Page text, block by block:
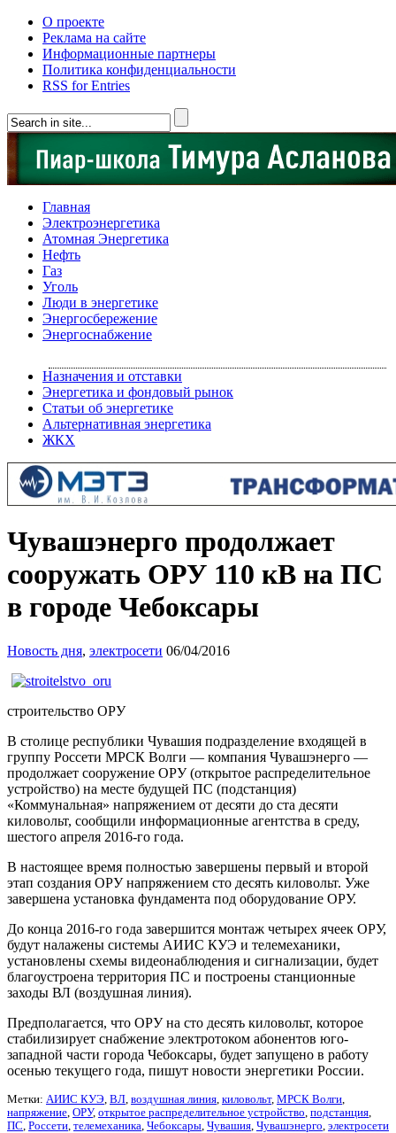
О проекте
Реклама на сайте
Информационные партнеры
Политика конфиденциальности
RSS for Entries
Главная
Электроэнергетика
Атомная Энергетика
Нефть
Газ
Уголь
Люди в энергетике
Энергосбережение
Энергоснабжение
Назначения и отставки
Энергетика и фондовый рынок
Статьи об энергетике
Альтернативная энергетика
ЖКХ
Чувашэнерго продолжает
сооружать ОРУ 110 кВ на ПС
в городе Чебоксары
Новость дня, электросети 06/04/2016
строительство ОРУ
В столице республики Чувашия подразделение входящей в
группу Россети МРСК Волги — компания Чувашэнерго —
продолжает сооружение ОРУ (открытое распределительное
устройство) на месте будущей ПС (подстанция)
«Коммунальная» напряжением от десяти до ста десяти
киловольт, сообщили информационные агентства в среду,
шестого апреля 2016-го года.
В настоящее время полностью завершены первый и второй
этап создания ОРУ напряжением сто десять киловольт. Уже
завершена установка фундамента под оборудование ОРУ.
До конца 2016-го года завершится монтаж четырех ячеек ОРУ,
будут налажены системы АИИС КУЭ и телемеханики,
установлены схемы видеонаблюдения и сигнализации, будет
благоустроена территория ПС и построены станционные
заходы ВЛ (воздушная линия).
Предполагается, что ОРУ на сто десять киловольт, которое
стабилизирует снабжение электротоком абонентов юго-
западной части города Чебоксары, будет запущено в работу
осенью текущего года, пишут новости энергетики России.
Метки: АИИС КУЭ, ВЛ, воздушная линия, киловольт, МРСК Волги,
напряжение, ОРУ, открытое распределительное устройство, подстанция,
ПС, Россети, телемеханика, Чебоксары, Чувашия, Чувашэнерго, электросети